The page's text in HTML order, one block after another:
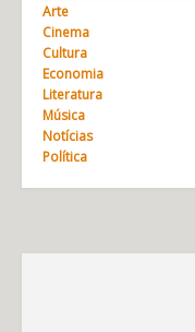
Arte
Cinema
Cultura
Economia
Literatura
Música
Notícias
Política